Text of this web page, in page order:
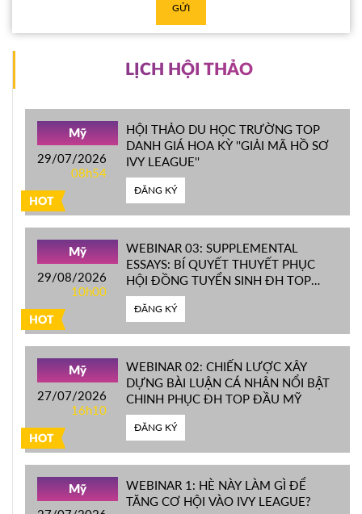
GỬI
LỊCH HỘI THẢO
HOT
Mỹ
29/07/2026
08h54
HỘI THẢO DU HỌC TRƯỜNG TOP
DANH GIÁ HOA KỲ ''GIẢI MÃ HỒ SƠ
IVY LEAGUE''
ĐĂNG KÝ
HOT
Mỹ
29/08/2026
10h00
WEBINAR 03: SUPPLEMENTAL
ESSAYS: BÍ QUYẾT THUYẾT PHỤC
HỘI ĐỒNG TUYỂN SINH ĐH TOP
ĐẦU MỸ
ĐĂNG KÝ
HOT
Mỹ
27/07/2026
16h10
WEBINAR 02: CHIẾN LƯỢC XÂY
DỰNG BÀI LUẬN CÁ NHÂN NỔI BẬT
CHINH PHỤC ĐH TOP ĐẦU MỸ
ĐĂNG KÝ
Mỹ
WEBINAR 1: HÈ NÀY LÀM GÌ ĐỂ
TĂNG CƠ HỘI VÀO IVY LEAGUE?